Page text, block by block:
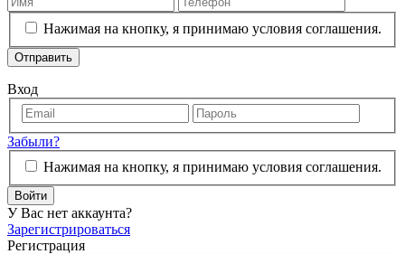
Нажимая на кнопку, я принимаю условия соглашения.
Отправить
Вход
Забыли?
Нажимая на кнопку, я принимаю условия соглашения.
Войти
У Вас нет аккаунта?
Зарегистрироваться
Регистрация